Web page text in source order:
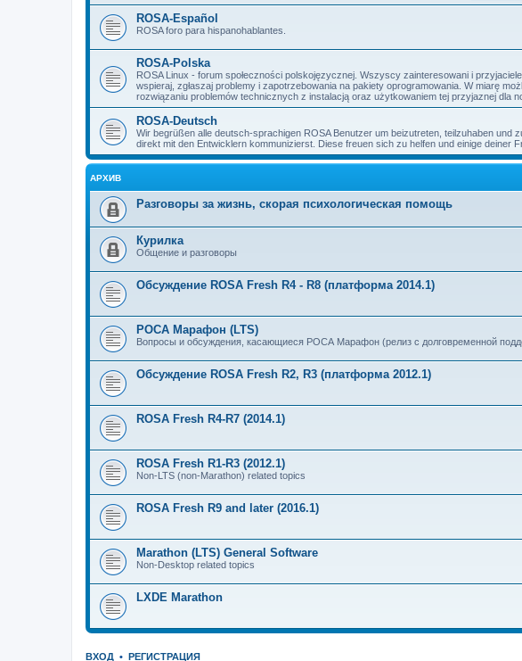
ROSA-Español
ROSA foro para hispanohablantes.
ROSA-Polska
ROSA Linux - forum społeczności polskojęzycznej. Wszyscy zainteresowani i
wspieraj, zgłaszaj problemy i zapotrzebowania na pakiety oprogramowania. W miarę
rozwiązaniu problemów technicznych z instalacją oraz użytkowaniem tej przyjaznej dla
ROSA-Deutsch
Wir begrüßen alle deutsch-sprachigen ROSA Benutzer um beizutreten, teilzuhaben und
direkt mit den Entwicklern kommunizierst. Diese freuen sich zu helfen und einige deiner
АРХИВ
Разговоры за жизнь, скорая психологическая помощь
Курилка
Общение и разговоры
Обсуждение ROSA Fresh R4 - R8 (платформа 2014.1)
РОСА Марафон (LTS)
Вопросы и обсуждения, касающиеся РОСА Марафон (релиз с долговременной
Обсуждение ROSA Fresh R2, R3 (платформа 2012.1)
ROSA Fresh R4-R7 (2014.1)
ROSA Fresh R1-R3 (2012.1)
Non-LTS (non-Marathon) related topics
ROSA Fresh R9 and later (2016.1)
Marathon (LTS) General Software
Non-Desktop related topics
LXDE Marathon
ВХОД • РЕГИСТРАЦИЯ